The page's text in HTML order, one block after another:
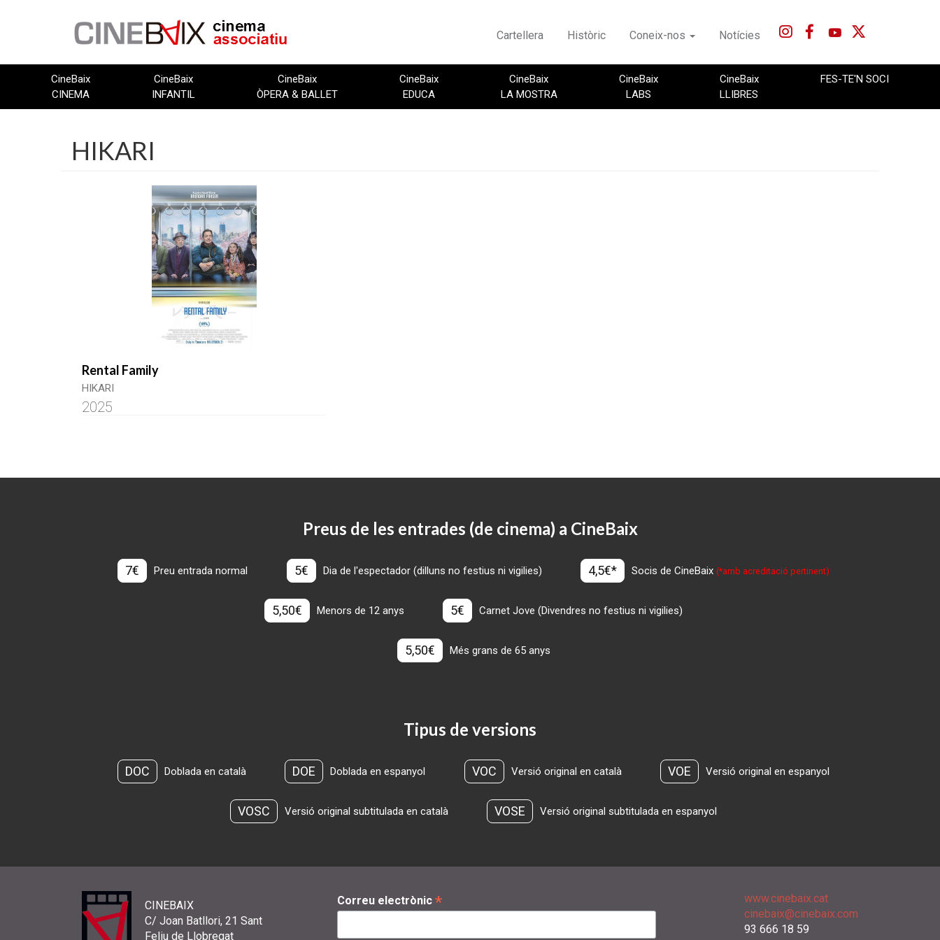
Cartellera Històric Coneix-nos Notícies
CineBaix
CINEMA
CineBaix
INFANTIL
CineBaix
ÒPERA & BALLET
CineBaix
EDUCA
CineBaix
LA MOSTRA
CineBaix
LABS
CineBaix
LLIBRES
FES-TE'N SOCI
HIKARI
Rental Family
HIKARI
2025
Preus de les entrades (de cinema) a CineBaix
7€ Preu entrada normal 5€ Dia de l'espectador (dilluns no festius ni vigilies) 4,5€* Socis de CineBaix(*amb acreditació pertinent)
5,50€ Menors de 12 anys 5€ Carnet Jove (Divendres no festius ni vigilies)
5,50€ Més grans de 65 anys
Tipus de versions
DOC Doblada en català DOE Doblada en espanyol VOC Versió original en català VOE Versió original en espanyol
VOSC Versió original subtitulada en català VOSE Versió original subtitulada en espanyol
CINEBAIX
C/ Joan Batllori, 21 Sant
Feliu de Llobregat
Correu electrònic *
www.cinebaix.cat
cinebaix@cinebaix.com
93 666 18 59